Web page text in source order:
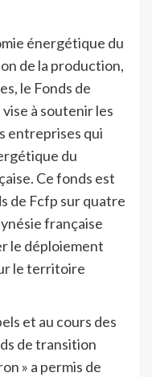
énergétique du
de la production,
le Fonds de
à soutenir les
entreprises qui
du
Ce fonds est
de Fcfp sur quatre
française
le déploiement
le territoire
et au cours des
de transition
» a permis de